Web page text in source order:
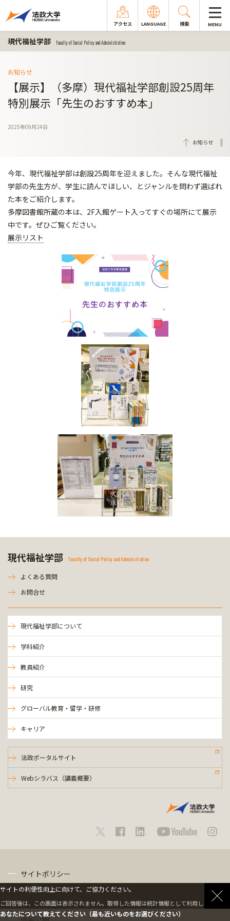
アクセス LANGUAGE 検索 MENU
現代福祉学部 Faculty of Social Policy and Administration
お知らせ
【展示】（多摩）現代福祉学部創設25周年
特別展示「先生のおすすめ本」
2025年09月24日
お知らせ
今年、現代福祉学部は創設25周年を迎えました。そんな現代福祉
学部の先生方が、学生に読んでほしい、とジャンルを問わず選ばれ
た本をご紹介します。
多摩図書館所蔵の本は、2F入館ゲート入ってすぐの場所にて展示
中です。ぜひご覧ください。
展示リスト
現代福祉学部 Faculty of Social Policy and Administration
よくある質問
お問合せ
現代福祉学部について
学科紹介
教員紹介
研究
グローバル教育・留学・研修
キャリア
法政ポータルサイト
Webシラバス（講義概要）
サイトポリシー
サイトの利便性向上に向けて、ご協力ください。
ご回答後は、この画面は表示されません。取得した情報は統計情報として利用します。
あなたについて教えてください（最も近いものをお選びください）